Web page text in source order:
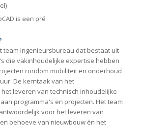
is een pré
team Ingenieursbureau dat bestaat uit
die vakinhoudelijke expertise hebben
rondom mobiliteit en onderhoud
De kerntaak van het
leveren van technisch inhoudelijke
programma's en projecten. Het team
voor het leveren van
behoeve van nieuwbouw én het